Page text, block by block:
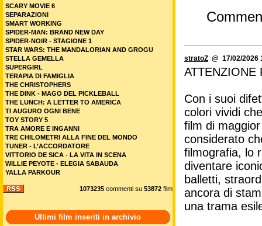
stratoZ @ 17/02/2026
ATTENZIONE
Con i suoi
colori vividi
film di
considerato
filmografia, lo
diventare
balletti,
ancora di
una trama
SCARY MOVIE 6
SEPARAZIONI
SMART WORKING
SPIDER-MAN: BRAND NEW DAY
SPIDER-NOIR - STAGIONE 1
STAR WARS: THE MANDALORIAN AND GROGU
STELLA GEMELLA
SUPERGIRL
TERAPIA DI FAMIGLIA
THE CHRISTOPHERS
THE DINK - MAGO DEL PICKLEBALL
THE LUNCH: A LETTER TO AMERICA
TI AUGURO OGNI BENE
TOY STORY 5
TRA AMORE E INGANNI
TRE CHILOMETRI ALLA FINE DEL MONDO
TUNER - L’ACCORDATORE
VITTORIO DE SICA - LA VITA IN SCENA
WILLIE PEYOTE - ELEGIA SABAUDA
YALLA PARKOUR
1073235 commenti su 53872 film
Ultimi film inseriti in archivio